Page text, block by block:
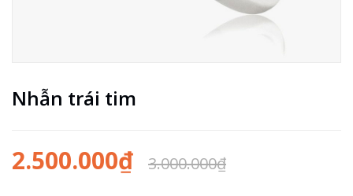
Nhẫn trái tim
2.500.000₫ 3.000.000₫